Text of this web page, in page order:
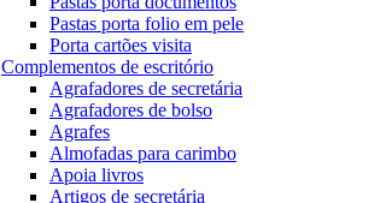
Pastas porta folio em pele
Porta cartões visita
Complementos de escritório
Agrafadores de secretária
Agrafadores de bolso
Agrafes
Almofadas para carimbo
Apoia livros
Artigos de secretária